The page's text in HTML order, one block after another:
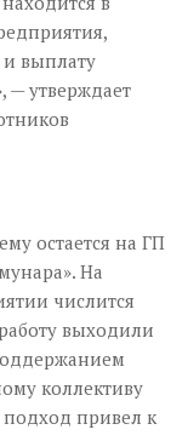
и выплату
— утверждает
остается на ГП
На
числится
выходили
коллективу
подход привел к